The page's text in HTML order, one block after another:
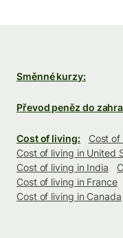
Směnné kurzy:
Převod peněz do
Cost of living:
Cost
Cost of living in United
Cost of living in India
Cost of living in France
Cost of living in Canada